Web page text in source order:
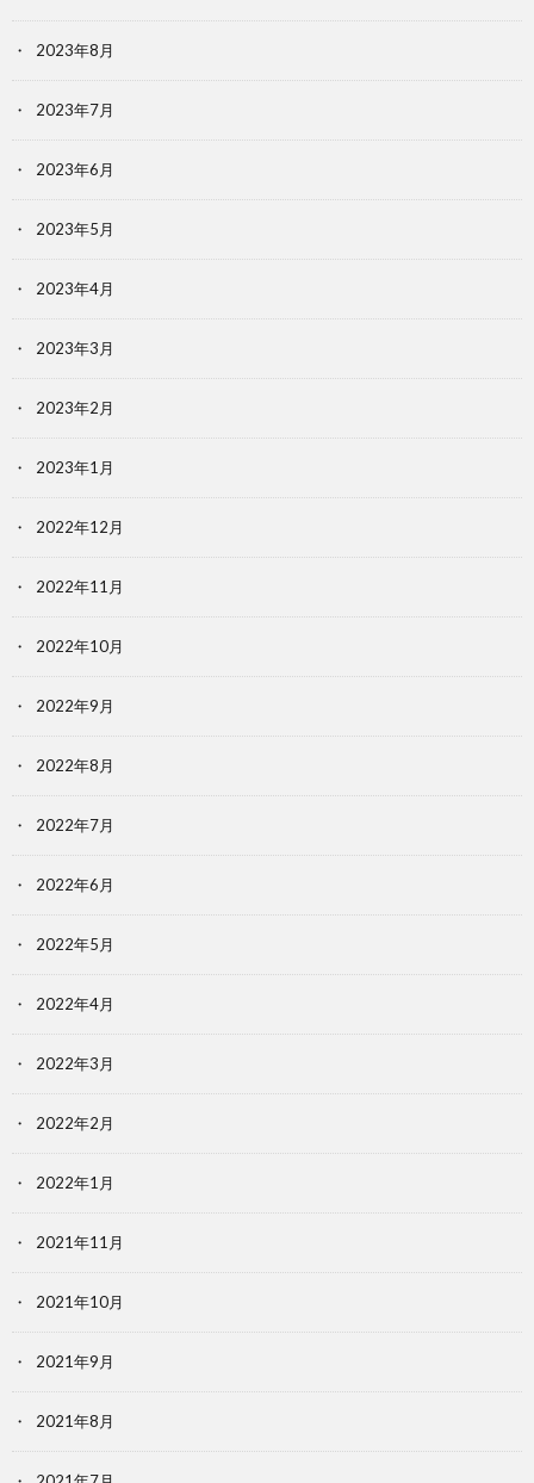
2023年8月
2023年7月
2023年6月
2023年5月
2023年4月
2023年3月
2023年2月
2023年1月
2022年12月
2022年11月
2022年10月
2022年9月
2022年8月
2022年7月
2022年6月
2022年5月
2022年4月
2022年3月
2022年2月
2022年1月
2021年11月
2021年10月
2021年9月
2021年8月